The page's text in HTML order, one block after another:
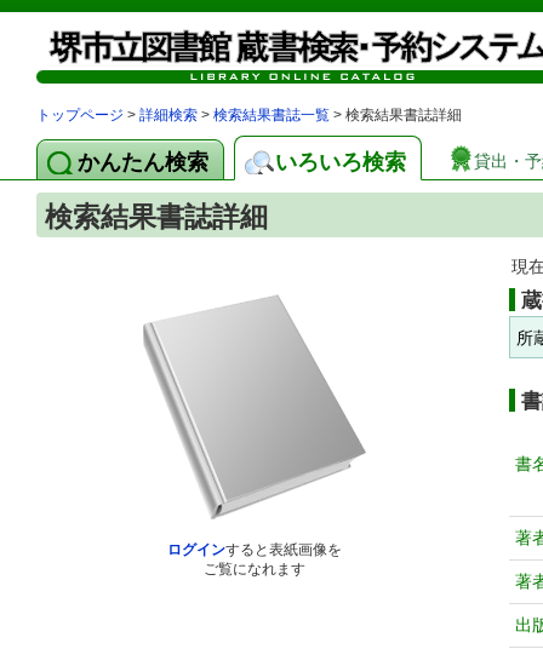
トップページ > 詳細検索 > 検索結果書誌一覧 > 検索結果書誌詳細
かんたん検索 いろいろ検索 貸出・
検索結果書誌詳細
ログインすると表紙画像を
ご覧になれます
現
所
書
著
著
出